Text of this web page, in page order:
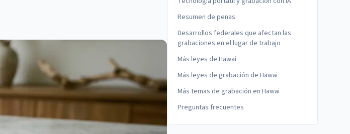
Resumen de penas
Desarrollos federales que afectan las
grabaciones en el lugar de trabajo
Más leyes de Hawai
Más leyes de grabación de Hawai
Más temas de grabación en Hawai
Preguntas frecuentes